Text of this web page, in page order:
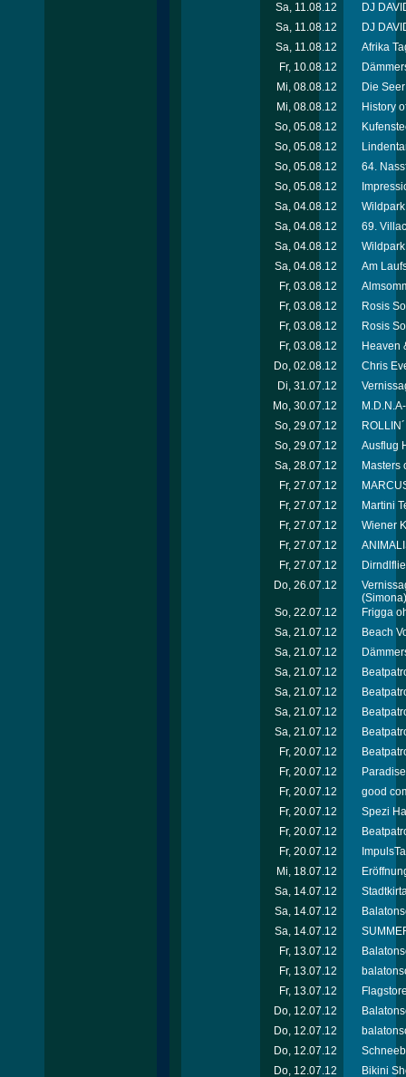
Sa, 11.08.12
DJ
Sa, 11.08.12
DJ
Sa, 11.08.12
Afrika
Fr, 10.08.12
Mi, 08.08.12
Die
Mi, 08.08.12
History
So, 05.08.12
So, 05.08.12
So, 05.08.12
64.
So, 05.08.12
Sa, 04.08.12
Sa, 04.08.12
69.
Sa, 04.08.12
Sa, 04.08.12
Am
Fr, 03.08.12
Fr, 03.08.12
Rosis
Fr, 03.08.12
Rosis
Fr, 03.08.12
Heaven
Do, 02.08.12
Chris
Di, 31.07.12
Mo, 30.07.12
So, 29.07.12
So, 29.07.12
Ausflug
Sa, 28.07.12
Masters
Fr, 27.07.12
Fr, 27.07.12
Martini
Fr, 27.07.12
Wiener
Fr, 27.07.12
Fr, 27.07.12
Do, 26.07.12
(Simona)
So, 22.07.12
Frigga
Sa, 21.07.12
Beach
Sa, 21.07.12
Sa, 21.07.12
Sa, 21.07.12
Sa, 21.07.12
Sa, 21.07.12
Fr, 20.07.12
Fr, 20.07.12
Fr, 20.07.12
good
Fr, 20.07.12
Spezi
Fr, 20.07.12
Fr, 20.07.12
Mi, 18.07.12
Sa, 14.07.12
Sa, 14.07.12
Sa, 14.07.12
Fr, 13.07.12
Fr, 13.07.12
Fr, 13.07.12
Do, 12.07.12
Do, 12.07.12
Do, 12.07.12
Do, 12.07.12
Bikini